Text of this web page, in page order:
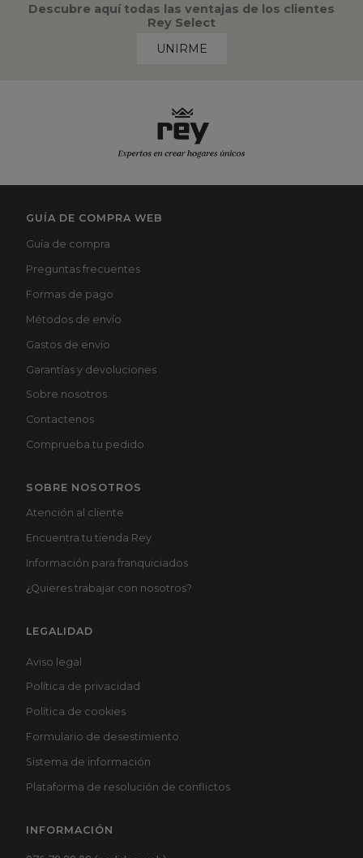
Descubre aquí todas las ventajas de los clientes
Rey Select
UNIRME
GUÍA DE COMPRA WEB
Guía de compra
Preguntas frecuentes
Formas de pago
Métodos de envío
Gastos de envío
Garantías y devoluciones
Sobre nosotros
Contactenos
Comprueba tu pedido
SOBRE NOSOTROS
Atención al cliente
Encuentra tu tienda Rey
Información para franquiciados
¿ Quieres trabajar con nosotros?
LEGALIDAD
Aviso legal
Política de privacidad
Política de cookies
Formulario de desestimiento
Sistema de información
Plataforma de resolución de conflictos
INFORMACIÓN